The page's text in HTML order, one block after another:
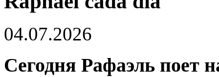
04.07.2026
Сегодня Рафаэль поет